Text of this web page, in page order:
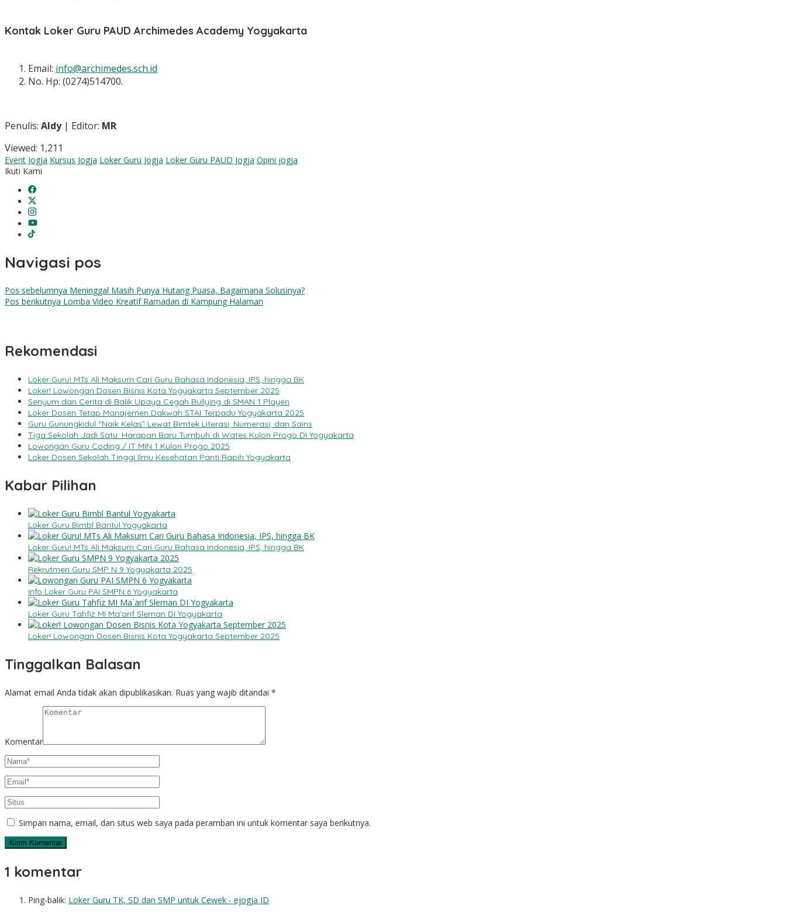
Kontak Loker Guru PAUD Archimedes Academy Yogyakarta
Email: info@archimedes.sch.id
No. Hp: (0274)514700.
Penulis: Aldy| Editor: MR
Viewed: 1,211
Event Jogja Kursus Jogja Loker Guru Jogja Loker Guru PAUD Jogja Opini jogja
Ikuti Kami
Navigasi pos
Pos sebelumnya Meninggal Masih Punya Hutang Puasa, Bagaimana Solusinya?
Pos berikutnya Lomba Video Kreatif Ramadan di Kampung Halaman
Rekomendasi
Loker Guru! MTs Ali Maksum Cari Guru Bahasa Indonesia, IPS, hingga BK
Loker! Lowongan Dosen Bisnis Kota Yogyakarta September 2025
Senyum dan Cerita di Balik Upaya Cegah Bullying di SMAN 1 Playen
Loker Dosen Tetap Manajemen Dakwah STAI Terpadu Yogyakarta 2025
Guru Gunungkidul “Naik Kelas” Lewat Bimtek Literasi, Numerasi, dan Sains
Tiga Sekolah Jadi Satu: Harapan Baru Tumbuh di Wates Kulon Progo DI Yogyakarta
Lowongan Guru Coding / IT MIN 1 Kulon Progo 2025
Loker Dosen Sekolah Tinggi Ilmu Kesehatan Panti Rapih Yogyakarta
Kabar Pilihan
Loker Guru Bimbl Bantul Yogyakarta
Loker Guru! MTs Ali Maksum Cari Guru Bahasa Indonesia, IPS, hingga BK
Rekrutmen Guru SMP N 9 Yogyakarta 2025
Info Loker Guru PAI SMPN 6 Yogyakarta
Loker Guru Tahfiz MI Ma`arif Sleman DI Yogyakarta
Loker! Lowongan Dosen Bisnis Kota Yogyakarta September 2025
Tinggalkan Balasan
Alamat email Anda tidak akan dipublikasikan. Ruas yang wajib ditandai *
Komentar
Simpan nama, email, dan situs web saya pada peramban ini untuk komentar saya berikutnya.
1 komentar
Ping-balik: Loker Guru TK, SD dan SMP untuk Cewek - ejogja ID